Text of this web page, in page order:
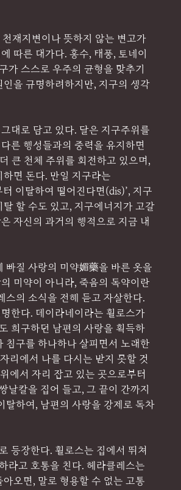
재지변이나 뜻하지 않는 변고가
따른 대가다. 홍수, 태풍, 토네이
가 스스로 우주의 균형을 맞추기
을 규명하려하지만, 지구의 생각
대로 담고 있다. 달은 지구주위를
른 행성들과의 중력을 유지하면
큰 천체 주위를 회전하고 있으며,
면 돈다. 만일 지구라는
이탈하여 떨어진다면(dis)’, 지구
할 수도 있고, 지구에너지가 고갈
자신의 과거의 행적으로 지금 내
빠질 사랑의 미약媚藥을 바른 옷을
미약이 아니라, 죽음의 독약이란
의 소식을 전해 듣고 자살한다.
희구하던 남편의 사랑을 획득하
침구를 하나하나 살피면서 노래한
리에서 나를 다시는 받지 못할 것
에서 자리 잡고 있는 곳으로부터
날칼을 집어 들고, 그 끝이 간까지
탈하여, 남편의 사랑을 강제로 독차
등장한다. 휠로스는 집에서 뛰쳐
라고 호통을 친다. 헤라클레스는
오면, 말로 형용할 수 없는 고통